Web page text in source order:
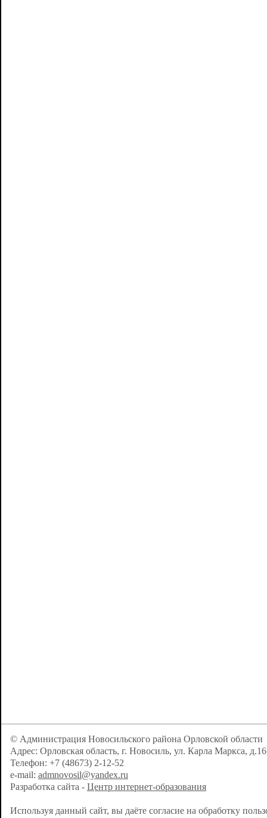
© Администрация Новосильского района Орловской области
Адрес: Орловская область, г. Новосиль, ул. Карла Маркса, д.16
Телефон: +7 (48673) 2-12-52
e-mail: admnovosil@yandex.ru
Разработка сайта - Центр интернет-образования
Используя данный сайт, вы даёте согласие на обработку